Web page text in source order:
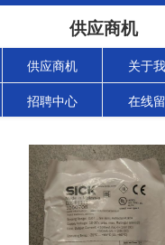
供应商机
供应商机 关于
招聘中心 在线